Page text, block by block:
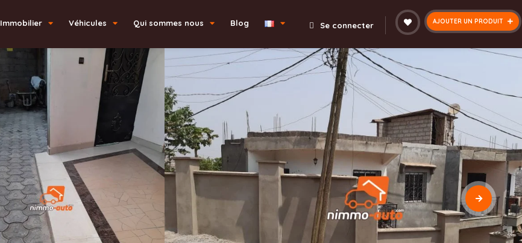
AJOUTER UN PRODUIT
Se connecter
Immobilier Véhicules Qui sommes nous Blog